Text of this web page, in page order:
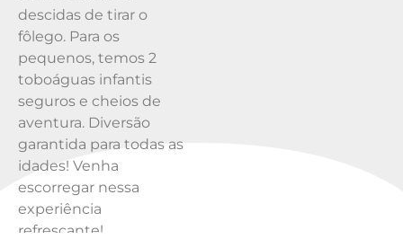
descidas de tirar o
fôlego. Para os
pequenos, temos 2
toboáguas infantis
seguros e cheios de
aventura. Diversão
garantida para todas as
idades! Venha
escorregar nessa
experiência
refrescante!